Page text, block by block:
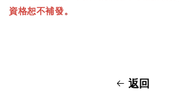
資格恕不補發。
返回